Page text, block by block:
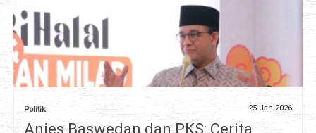
Politik 25 Jan 2026
Anies Baswedan dan PKS: Cerita